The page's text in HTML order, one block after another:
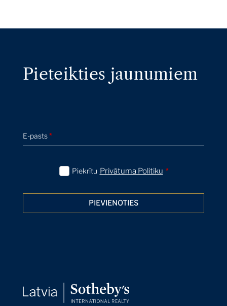
Pieteikties jaunumiem
E-pasts*
Piekrītu Privātuma Politiku *
PIEVIENOTIES